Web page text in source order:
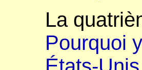
La
Pourquoi